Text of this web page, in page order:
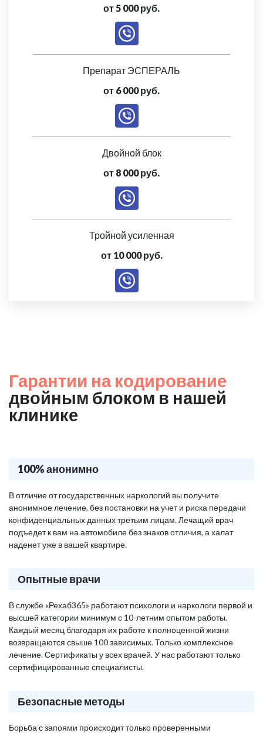
от 5 000 руб.
Препарат ЭСПЕРАЛЬ
от 6 000 руб.
Двойной блок
от 8 000 руб.
Тройной усиленная
от 10 000 руб.
Гарантии на кодирование
двойным блоком в нашей
клинике
100% анонимно
В отличие от государственных наркологий вы получите
анонимное лечение, без постановки на учет и риска передачи
конфиденциальных данных третьим лицам. Лечащий врач
подъедет к вам на автомобиле без знаков отличия, а халат
наденет уже в вашей квартире.
Опытные врачи
В службе «Рехаб365» работают психологи и наркологи первой и
высшей категории минимум с 10-летним опытом работы.
Каждый месяц благодаря их работе к полноценной жизни
возвращаются свыше 100 зависимых. Только комплексное
лечение. Сертификаты у всех врачей. У нас работают только
сертифицированные специалисты.
Безопасные методы
Борьба с запоями происходит только проверенными